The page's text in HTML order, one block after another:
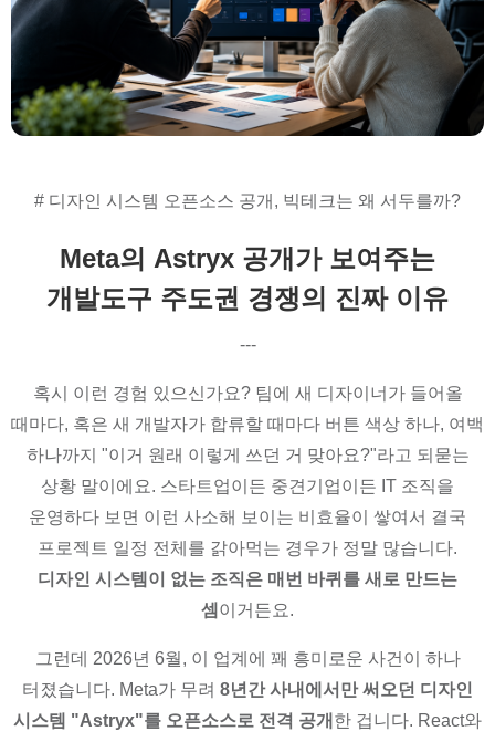
# 디자인 시스템 오픈소스 공개, 빅테크는 왜 서두를까?
Meta의 Astryx 공개가 보여주는
개발도구 주도권 경쟁의 진짜 이유
---
혹시 이런 경험 있으신가요? 팀에 새 디자이너가 들어올
때마다, 혹은 새 개발자가 합류할 때마다 버튼 색상 하나, 여백
하나까지 "이거 원래 이렇게 쓰던 거 맞아요?"라고 되묻는
상황 말이에요. 스타트업이든 중견기업이든 IT 조직을
운영하다 보면 이런 사소해 보이는 비효율이 쌓여서 결국
프로젝트 일정 전체를 갉아먹는 경우가 정말 많습니다.
디자인 시스템이 없는 조직은 매번 바퀴를 새로 만드는
셈 이거든요.
그런데 2026년 6월, 이 업계에 꽤 흥미로운 사건이 하나
터졌습니다. Meta가 무려 8년간 사내에서만 써오던 디자인
시스템 "Astryx"를 오픈소스로 전격 공개 한 겁니다. React와